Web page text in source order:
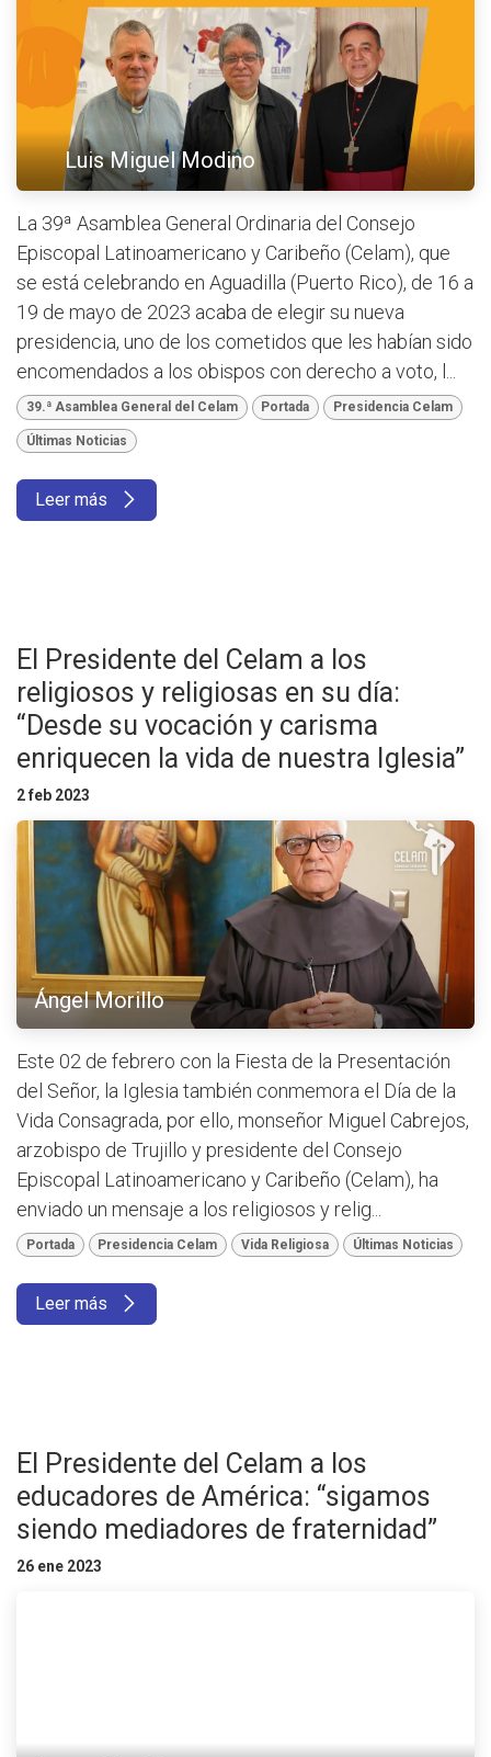
Luis Miguel Modino
La 39ª Asamblea General Ordinaria del Consejo
Episcopal Latinoamericano y Caribeño (Celam), que
se está celebrando en Aguadilla (Puerto Rico), de 16 a
19 de mayo de 2023 acaba de elegir su nueva
presidencia, uno de los cometidos que les habían sido
encomendados a los obispos con derecho a voto, l...
39.ª Asamblea General del Celam Portada Presidencia Celam
Últimas Noticias
Leer más
El Presidente del Celam a los
religiosos y religiosas en su día:
“Desde su vocación y carisma
enriquecen la vida de nuestra Iglesia”
2 feb 2023
Ángel Morillo
Este 02 de febrero con la Fiesta de la Presentación
del Señor, la Iglesia también conmemora el Día de la
Vida Consagrada, por ello, monseñor Miguel Cabrejos,
arzobispo de Trujillo y presidente del Consejo
Episcopal Latinoamericano y Caribeño (Celam), ha
enviado un mensaje a los religiosos y relig...
Portada Presidencia Celam Vida Religiosa Últimas Noticias
Leer más
El Presidente del Celam a los
educadores de América: “sigamos
siendo mediadores de fraternidad”
26 ene 2023